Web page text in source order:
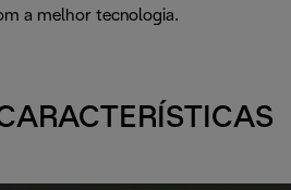
a melhor tecnologia.